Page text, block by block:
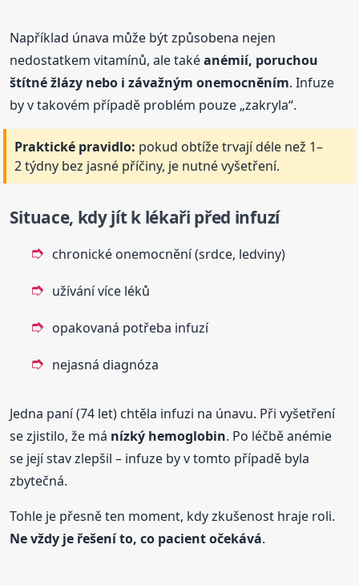
Například únava může být způsobena nejen
nedostatkem vitamínů, ale takéanémií, poruchou
štítné žlázy nebo i závažným onemocněním. Infuze
by v takovém případě problém pouze „zakryla“.
Praktické pravidlo: pokud obtíže trvají déle než 1–
2 týdny bez jasné příčiny, je nutné vyšetření.
Situace, kdy jít k lékaři před infuzí
chronické onemocnění (srdce, ledviny)
užívání více léků
opakovaná potřeba infuzí
nejasná diagnóza
Jedna paní (74 let) chtěla infuzi na únavu. Při vyšetření
se zjistilo, že má nízký hemoglobin. Po léčbě anémie
se její stav zlepšil – infuze by v tomto případě byla
zbytečná.
Tohle je přesně ten moment, kdy zkušenost hraje roli.
Ne vždy je řešení to, co pacient očekává.